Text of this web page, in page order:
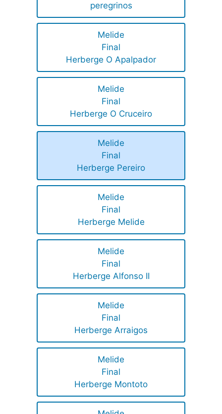
peregrinos
Melide
Final
Herberge O Apalpador
Melide
Final
Herberge O Cruceiro
Melide
Final
Herberge Pereiro
Melide
Final
Herberge Melide
Melide
Final
Herberge Alfonso II
Melide
Final
Herberge Arraigos
Melide
Final
Herberge Montoto